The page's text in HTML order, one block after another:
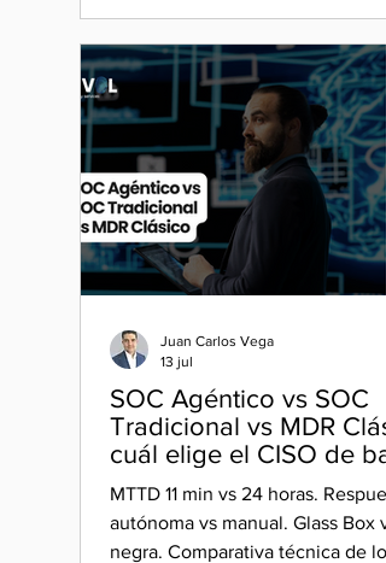
SOC Agéntico vs SOC
Tradicional vs MDR
cuál elige el CISO de
en México en 2026
MTTD 11 min vs 24 horas.
autónoma vs manual. Glass Box
negra. Comparativa técnica de
Juan Carlos Vega
13 jul